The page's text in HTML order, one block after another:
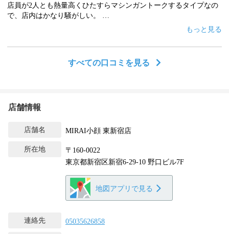
店員が2人とも熱量高くひたすらマシンガントークするタイプなの
で、店内はかなり騒がしい。
こちらの施術は4回がワンクールのようで、3回セットの券を追加で
る」程度の覚悟で行くと痛い目に遭う。物理的にも。
もっと見る
すべての口コミを見る
店舗情報
店舗名 MIRAI小顔 東新宿店
所在地
〒160-0022
東京都新宿区新宿6-29-10 野口ビル7F
地図アプリで見る
連絡先 05035626858